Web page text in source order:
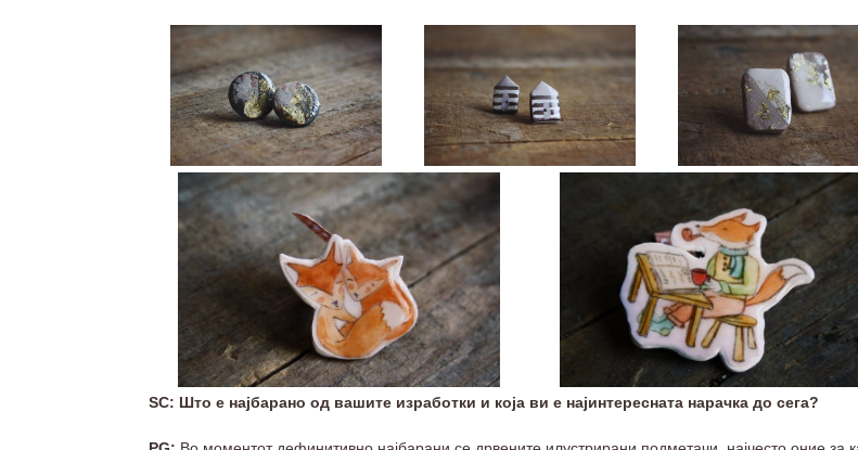
SC: Што е најбарано од вашите изработки и која ви е најинтересната нарачка до сега?